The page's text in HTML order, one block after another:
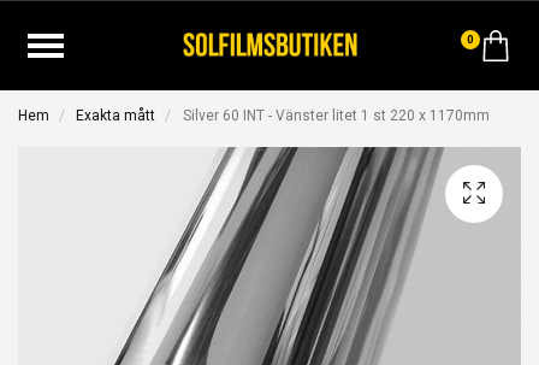
0
Hem Exakta mått Silver 60 INT - Vänster litet 1 st 220 x 1170mm